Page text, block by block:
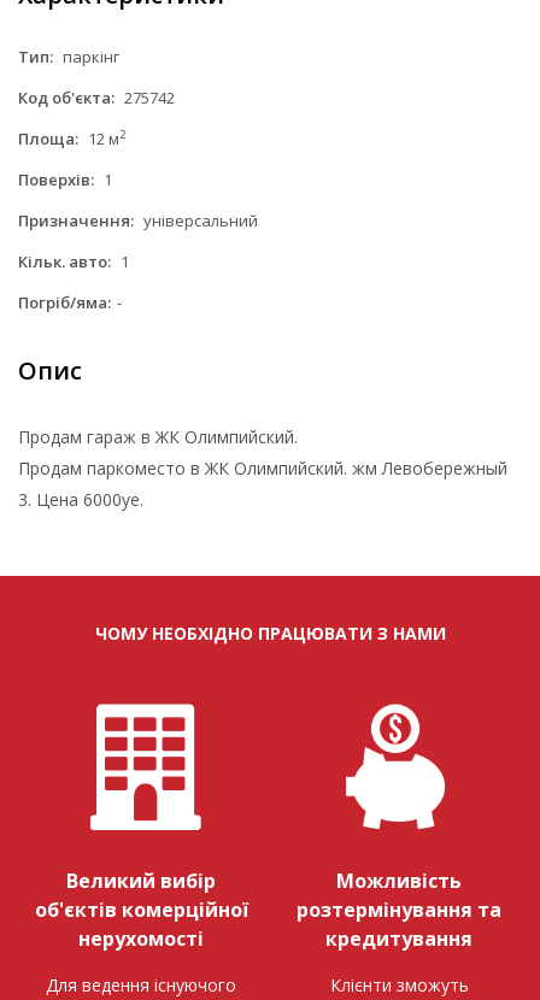
Тип: паркінг
Код об'єкта: 275742
Площа: 12 м2
Поверхів: 1
Призначення: універсальний
Кільк. авто: 1
Погріб/яма: -
Опис
Продам гараж в ЖК Олимпийский.
Продам паркоместо в ЖК Олимпийский. жм Левобережный
3. Цена 6000уе.
ЧОМУ НЕОБХІДНО ПРАЦЮВАТИ З НАМИ
Великий вибір
об'єктів комерційної
нерухомості
Для ведення існуючого
Можливість
розтермінування та
кредитування
Клієнти зможуть